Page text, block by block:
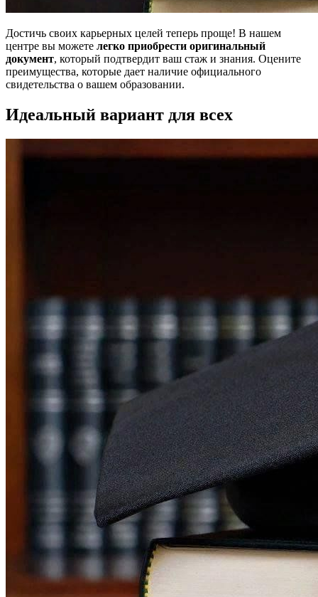
Достичь своих карьерных целей теперь проще! В нашем
центре вы можете легко приобрести оригинальный
документ, который подтвердит ваш стаж и знания. Оцените
преимущества, которые дает наличие официального
свидетельства о вашем образовании.
Идеальный вариант для всех